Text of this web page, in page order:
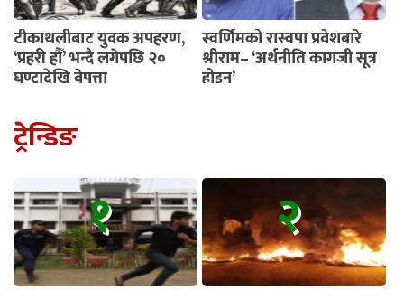
टीकाथलीबाट युवक अपहरण,
‘प्रहरी हौँ’ भन्दै लगेपछि २०
घण्टादेखि बेपत्ता
स्वर्णिमको रास्वपा प्रवेशबारे
श्रीराम– ‘अर्थनीति कागजी सूत्र
होइन’
ट्रेन्डिङ
१ २